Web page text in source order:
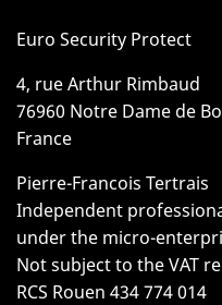
Euro Security Protect
4, rue Arthur Rimbaud
76960 Notre Dame de
France
Pierre-Francois Tertrais
Independent
under the micro-
Not subject to the VAT
RCS Rouen 434 774 014